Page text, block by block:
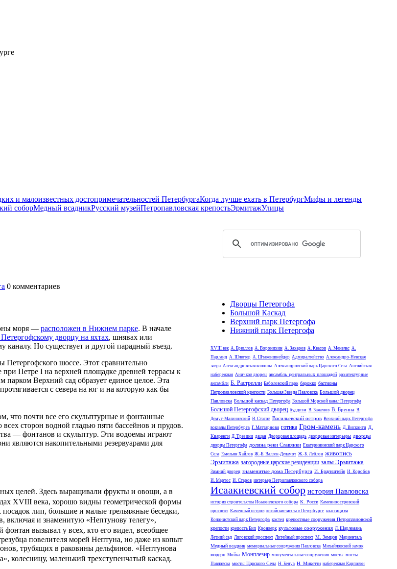
и малоизвестных достопримечательностей ПетербургаКогда лучше ехать в ПетербургМифы и легенды
соборМедный всадникРусский музейПетропавловская крепостьЭрмитажУлицы
0 комментариев
моря — расположен в Нижнем парке. В начале
дворцу на яхтах, шнявах или
Но существует и другой парадный въезд.
Петергофского шоссе. Этот сравнительно
Петре I на верхней площадке древней террасы к
Верхний сад образует единое целое. Эта
с севера на юг и на которую как бы
что почти все его скульптурные и фонтанные
сторон водной гладью пяти бассейнов и прудов.
— фонтанов и скульптур. Эти водоемы играют
являются накопительными резервуарами для
целей. Здесь выращивали фрукты и овощи, а в
XVIII века, хорошо видны геометрической формы
лип, большие и малые трельяжные беседки,
включая и знаменитую «Нептунову телегу»,
вызывал у всех, кто его видел, всеобщее
повелителя морей Нептуна, но даже из копыт
трубящих в раковины дельфинов. «Нептунова
колесницу, маленький трехступенчатый каскад.
Дворцы Петергофа
Большой Каскад
Верхний парк Петергофа
Нижний парк Петергофа
XVIII век А. Брюллов А. Воронихин А. Захаров А. Квасов А. Менелас А.
Парланд А. Шлютер А. Штакеншнейдер Адмиралтейство Александро-Невская
лавра Александровская колонна Александровский парк Царского Села Английская
набережная Аничков дворец ансамбль центральных площадей архитектурные
ансамбли Б. Растрелли Баболовский парк барокко бастионы
Петропавловской крепости Большая Звезда Павловска Большой дворец
Павловска Большой каскад Петергофа Большой Морской канал Петергофа
Большой Петергофский дворец буддизм В. Баженов В. Бренна В.
Демут-Малиновский В. Стасов Васильевский остров Верхний парк Петергофа
вокзалы Петербурга Г. Маттарнови готика Гром-камень Д. Висконти Д.
Кваренги Д. Трезини дацан Дворцовая площадь дворцовые интерьеры дворцы
дворцы Петергофа долина реки Славянки Екатерининский парк Царского
Села Емельян Хайлов Ж.-Б. Валлен-Деламот Ж.-Б. Леблон живопись
Эрмитажа загородные царские резиденции залы Эрмитажа
Зимний дворец знаменитые дома Петербурга И. Браунштейн И. Коробов
И. Мартос И. Старов интерьер Петропавловского собора
Исаакиевский собор история Павловска
история строительства Исаакиевского собора К. Росси Каменноостровский
проспект Каменный остров китайские места в Петербурге классицизм
Колонистский парк Петергофа костел крепостные сооружения Петропавловской
крепости крепость Бип Кронверк культовые сооружения Л. Шарлемань
Летний сад Лиговский проспект Литейный проспект М. Земцов Мариенталь
Медный всадник мемориальные сооружения Павловска Михайловский замок
модерн Мойка Монплезир монументальные сооружения мосты мосты
Павловска мосты Царского Села Н. Бенуа Н. Микетти набережная Карповки